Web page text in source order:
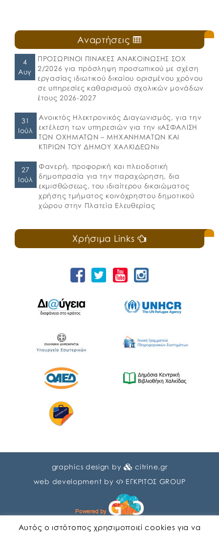
Αναρτήσεις
4
Αυγ
ΠΡΟΣΩΡΙΝΟΙ ΠΙΝΑΚΕΣ ΑΝΑΚΟΙΝΩΣΗΣ ΣΟΧ
2/2026 για πρόσληψη προσωπικού με σχέση
εργασίας ιδιωτικού δικαίου ορισμένου χρόνου
σε υπηρεσίες καθαρισμού σχολικών μονάδων
έτους 2026-2027
31
Ιούλ
Ανοικτός Ηλεκτρονικός Διαγωνισμός, για την
εκτέλεση των υπηρεσιών για την «ΑΣΦΑΛΙΣΗ
ΤΩΝ ΟΧΗΜΑΤΩΝ – ΜΗΧΑΝΗΜΑΤΩΝ ΚΑΙ
ΚΤΙΡΙΩΝ ΤΟΥ ΔΗΜΟΥ ΧΑΛΚΙΔΕΩΝ»
27
Ιούλ
Φανερή, προφορική και πλειοδοτική
δημοπρασία για την παραχώρηση, δια
εκμισθώσεως, του ιδιαίτερου δικαιώματος
χρήσης τμήματος κοινόχρηστου δημοτικού
χώρου στην Πλατεία Ελευθερίας
Χρήσιμα Links
graphics design by
citrine.gr
web development by
ΕΓΚΡΙΤΟΣ GROUP
Αυτός ο ιστότοπος χρησιμοποιεί cookies για να